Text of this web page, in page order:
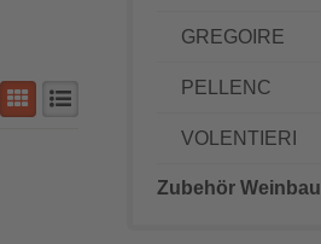
GREGOIRE
PELLENC
VOLENTIERI
Zubehör Weinbau